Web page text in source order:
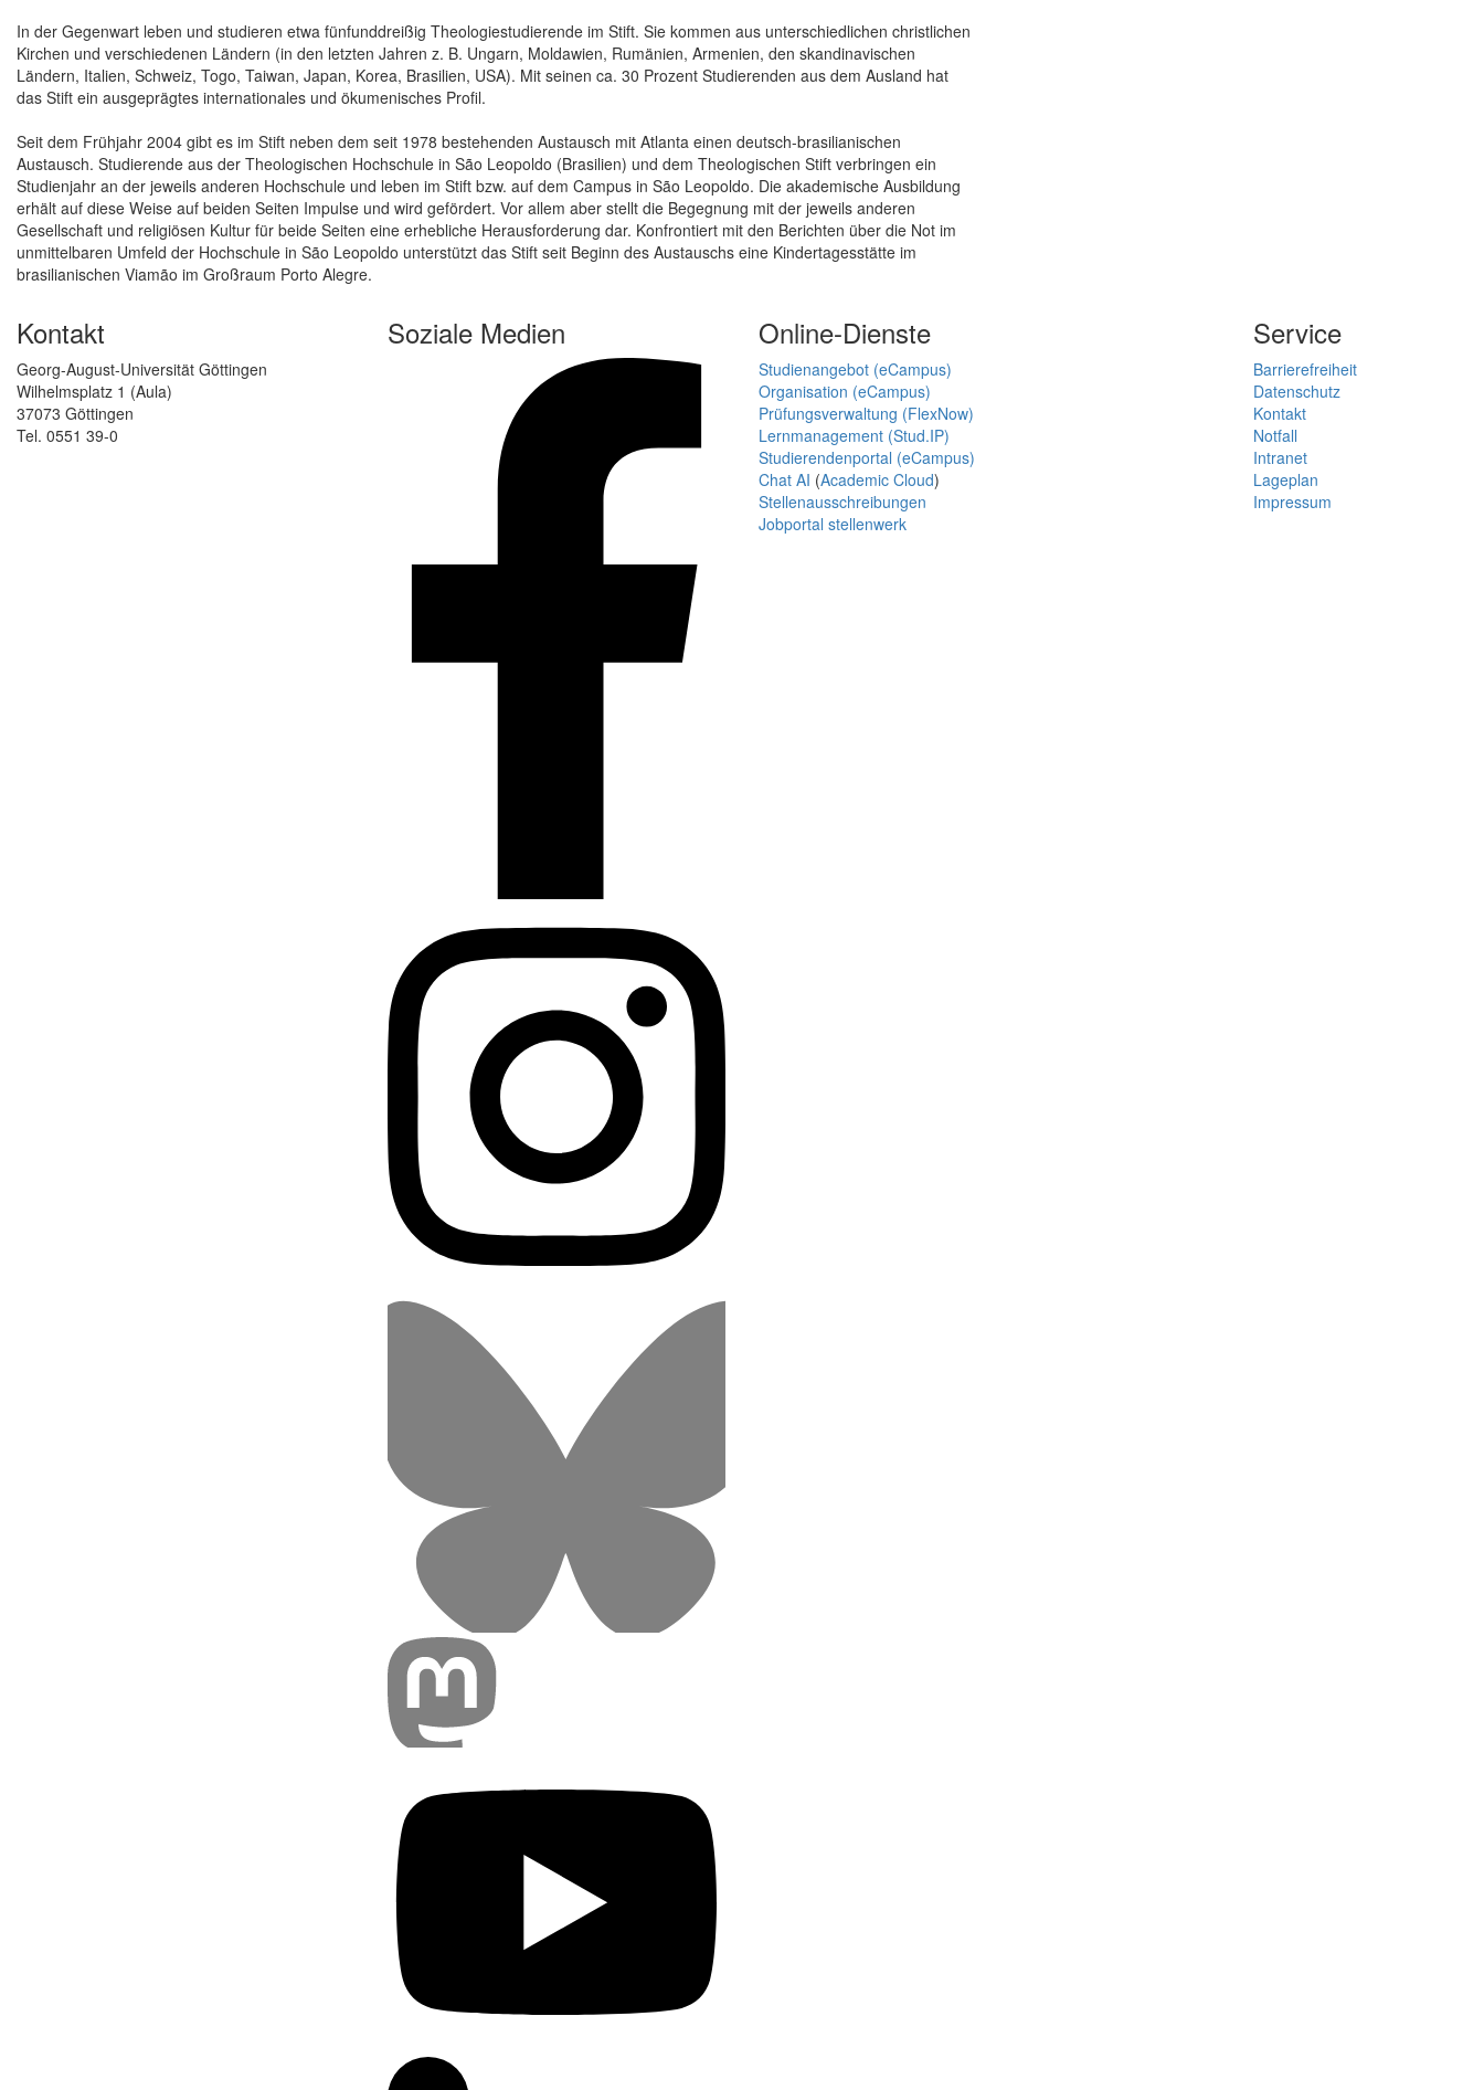
In der Gegenwart leben und studieren etwa fünfunddreißig Theologiestudierende im Stift. Sie kommen aus unterschiedlichen christlichen
Kirchen und verschiedenen Ländern (in den letzten Jahren z. B. Ungarn, Moldawien, Rumänien, Armenien, den skandinavischen
Ländern, Italien, Schweiz, Togo, Taiwan, Japan, Korea, Brasilien, USA). Mit seinen ca. 30 Prozent Studierenden aus dem Ausland hat
das Stift ein ausgeprägtes internationales und ökumenisches Profil.
Seit dem Frühjahr 2004 gibt es im Stift neben dem seit 1978 bestehenden Austausch mit Atlanta einen deutsch-brasilianischen
Austausch. Studierende aus der Theologischen Hochschule in São Leopoldo (Brasilien) und dem Theologischen Stift verbringen ein
Studienjahr an der jeweils anderen Hochschule und leben im Stift bzw. auf dem Campus in São Leopoldo. Die akademische Ausbildung
erhält auf diese Weise auf beiden Seiten Impulse und wird gefördert. Vor allem aber stellt die Begegnung mit der jeweils anderen
Gesellschaft und religiösen Kultur für beide Seiten eine erhebliche Herausforderung dar. Konfrontiert mit den Berichten über die Not im
unmittelbaren Umfeld der Hochschule in São Leopoldo unterstützt das Stift seit Beginn des Austauschs eine Kindertagesstätte im
brasilianischen Viamão im Großraum Porto Alegre.
Kontakt
Georg-August-Universität Göttingen
Wilhelmsplatz 1 (Aula)
37073 Göttingen
Tel. 0551 39-0
Soziale Medien Online-Dienste
Studienangebot (eCampus)
Organisation (eCampus)
Prüfungsverwaltung (FlexNow)
Lernmanagement (Stud.IP)
Studierendenportal (eCampus)
Chat AI (Academic Cloud)
Stellenausschreibungen
Jobportal stellenwerk
Service
Barrierefreiheit
Datenschutz
Kontakt
Notfall
Intranet
Lageplan
Impressum